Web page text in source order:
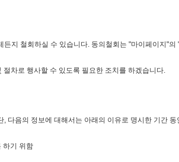
지 철회하실 수 있습니다. 동의철회는 "마이페이지"
차로 행사할 수 있도록 필요한 조치를 하겠습니다.
다음의 정보에 대해서는 아래의 이유로 명시한 기간 동
하기 위함